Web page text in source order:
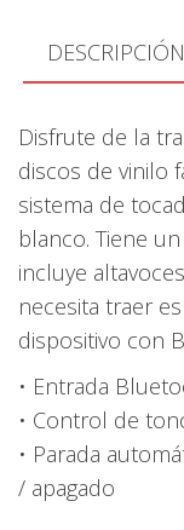
parlantes
cantidad
DESCRIPCIÓN
Disfrute de la
discos de vinilo
sistema de
blanco. Tiene
incluye
necesita traer
dispositivo con
• Entrada
• Control de
• Parada
/ apagado